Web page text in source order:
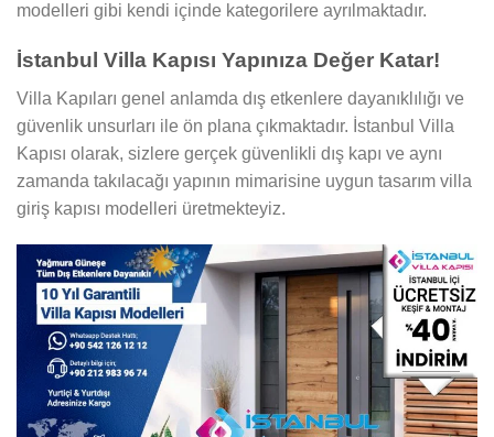
modelleri gibi kendi içinde kategorilere ayrılmaktadır.
İstanbul Villa Kapısı Yapınıza Değer Katar!
Villa Kapıları genel anlamda dış etkenlere dayanıklılığı ve
güvenlik unsurları ile ön plana çıkmaktadır. İstanbul Villa
Kapısı olarak, sizlere gerçek güvenlikli dış kapı ve aynı
zamanda takılacağı yapının mimarisine uygun tasarım villa
giriş kapısı modelleri üretmekteyiz.